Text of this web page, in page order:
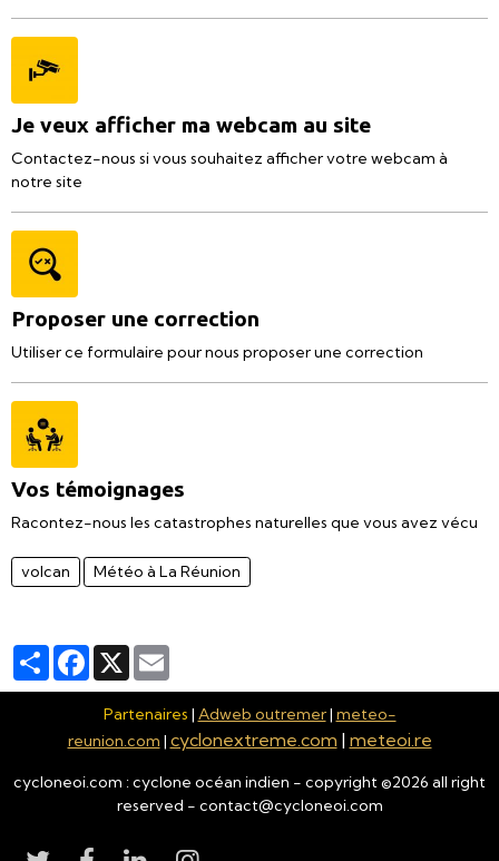
Je veux afficher ma webcam au site
Contactez-nous si vous souhaitez afficher votre webcam à
notre site
Proposer une correction
Utiliser ce formulaire pour nous proposer une correction
Vos témoignages
Racontez-nous les catastrophes naturelles que vous avez vécu
volcan Météo à La Réunion
PartagerFacebook
X
Partenaires | Adweb outremer| meteo-
reunion.com | cyclonextreme.com | meteoi.re
cycloneoi.com : cyclone océan indien - copyright ©2026 all right
reserved - contact@cycloneoi.com